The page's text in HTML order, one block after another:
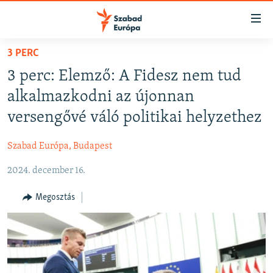
Akadálymentes
Ugrás
fő
oldalra
tartalomjegyzékre
NAPIRENDEN
AKTUÁLIS
PODCASTOK
ELEMZŐ
NER15
SZABADON
TÁRSADALOM
DEMOKRÁCIA
A PÉNZ NYOMÁBAN
3 PERC
3 perc: Elemző: A Fidesz nem tud
alkalmazkodni az újonnan
versengővé váló politikai helyzethez
Szabad Európa, Budapest
2024. december 16.
Megosztás